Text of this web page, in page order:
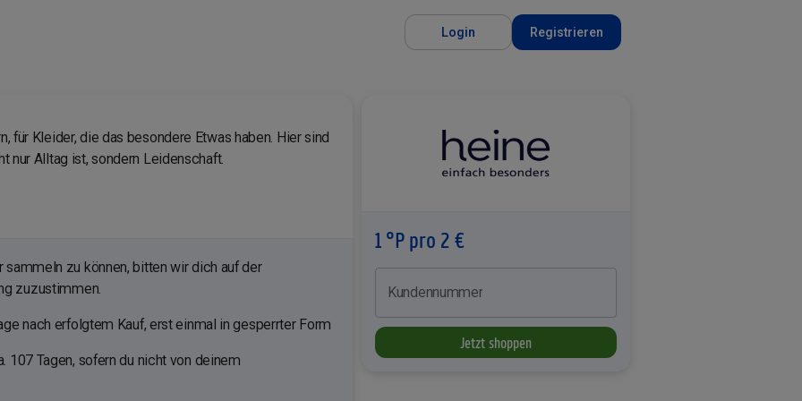
Login Registrieren
für Kleider, die das besondere Etwas haben. Hier sind
nur Alltag ist, sondern Leidenschaft.
sammeln zu können, bitten wir dich auf der
zuzustimmen.
nach erfolgtem Kauf, erst einmal in gesperrter Form
107 Tagen, sofern du nicht von deinem
1 °P pro 2 €
Kundennummer
Jetzt shoppen